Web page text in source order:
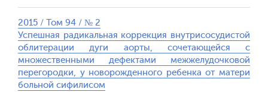
2015 / Том 94 / № 2
Успешная радикальная коррекция внутрисосудистой
облитерации дуги аорты, сочетающейся с
множественными дефектами межжелудочковой
перегородки, у новорожденного ребенка от матери
больной сифилисом